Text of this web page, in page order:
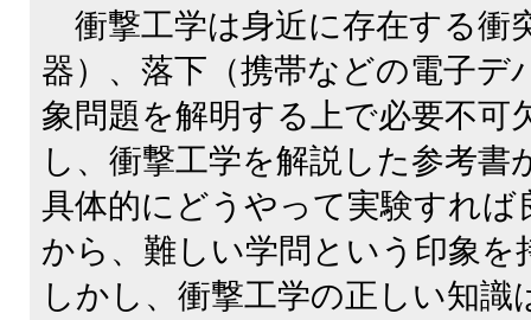
衝撃工学は身近に存在する衝
器）、落下（携帯などの電子デ
象問題を解明する上で必要不可
し、衝撃工学を解説した参考書
具体的にどうやって実験すれ
から、難しい学問という印象
しかし、衝撃工学の正しい知識